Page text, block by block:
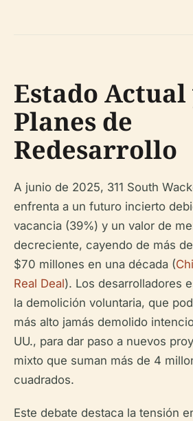
Estado Actual
Planes de
Redesarrollo
A junio de 2025, 311 South
enfrenta a un futuro incierto
vacancia (39%) y un valor de
decreciente, cayendo de más
$70 millones en una década (
Real Deal). Los desarrolladores
la demolición voluntaria, que
más alto jamás demolido
UU., para dar paso a nuevos
mixto que suman más de 4
cuadrados.
Este debate destaca la tensión